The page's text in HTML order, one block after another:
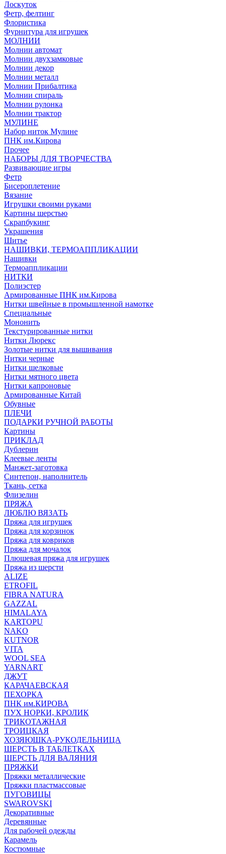
Лоскуток
Фетр, фелтинг
Флористика
Фурнитура для игрушек
МОЛНИИ
Молнии автомат
Молнии двухзамковые
Молнии декор
Молнии металл
Молнии Прибалтика
Молнии спираль
Молнии рулонка
Молнии трактор
МУЛИНЕ
Набор ниток Мулине
ПНК им.Кирова
Прочее
НАБОРЫ ДЛЯ ТВОРЧЕСТВА
Развивающие игры
Фетр
Бисероплетение
Вязание
Игрушки своими руками
Картины шерстью
Скрапбукинг
Украшения
Шитье
НАШИВКИ, ТЕРМОАППЛИКАЦИИ
Нашивки
Термоаппликации
НИТКИ
Полиэстер
Армированные ПНК им.Кирова
Нитки швейные в промышленной намотке
Специальные
Мононить
Текстурированные нитки
Нитки Люрекс
Золотые нитки для вышивания
Нитки черные
Нитки шелковые
Нитки мятного цвета
Нитки капроновые
Армированные Китай
Обувные
ПЛЕЧИ
ПОДАРКИ РУЧНОЙ РАБОТЫ
Картины
ПРИКЛАД
Дублерин
Клеевые ленты
Манжет-заготовка
Синтепон, наполнитель
Ткань, сетка
Флизелин
ПРЯЖА
ЛЮБЛЮ ВЯЗАТЬ
Пряжа для игрушек
Пряжа для корзинок
Пряжа для ковриков
Пряжа для мочалок
Плюшевая пряжа для игрушек
Пряжа из шерсти
ALIZE
ETROFIL
FIBRA NATURA
GAZZAL
HIMALAYA
KARTOPU
NAKO
KUTNOR
VITA
WOOL SEA
YARNART
ДЖУТ
КАРАЧАЕВСКАЯ
ПЕХОРКА
ПНК им.КИРОВА
ПУХ НОРКИ, КРОЛИК
ТРИКОТАЖНАЯ
ТРОИЦКАЯ
ХОЗЯЮШКА-РУКОДЕЛЬНИЦА
ШЕРСТЬ В ТАБЛЕТКАХ
ШЕРСТЬ ДЛЯ ВАЛЯНИЯ
ПРЯЖКИ
Пряжки металлические
Пряжки пластмассовые
ПУГОВИЦЫ
SWAROVSKI
Декоративные
Деревянные
Для рабочей одежды
Карамель
Костюмные